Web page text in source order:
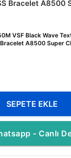
Bracelet A8500
VSF Black Wave
A8500 Super
SEPETE EKLE
- Canlı